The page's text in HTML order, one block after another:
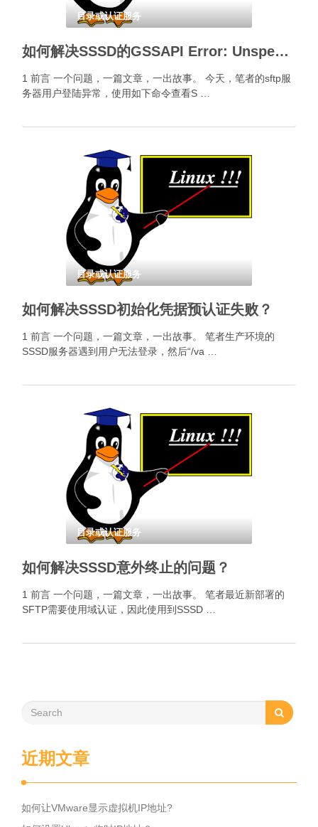
目录或认证服务
如何解决SSSD的GSSAPI Error: Unspecified GSS failure？
1 前言 一个问题，一篇文章，一出故事。 今天，笔者的sftp服
务器用户登陆异常，使用如下命令查看S …
目录或认证服务
如何解决SSSD初始化凭据预认证失败？
1 前言 一个问题，一篇文章，一出故事。 笔者生产环境的
SSSD服务器遇到用户无法登录，然后“/va …
目录或认证服务
如何解决SSSD意外终止的问题？
1 前言 一个问题，一篇文章，一出故事。 笔者最近新部署的
SFTP需要使用域认证，因此使用到SSSD …
近期文章
如何让VMware显示虚拟机IP地址?